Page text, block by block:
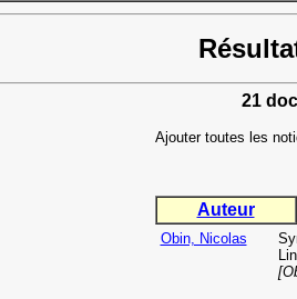
21
Ajouter toutes les
Auteur
Obin, Nicolas